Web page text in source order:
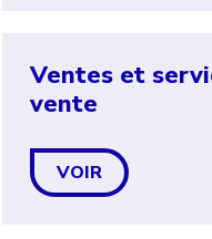
Ventes et
vente
VOIR